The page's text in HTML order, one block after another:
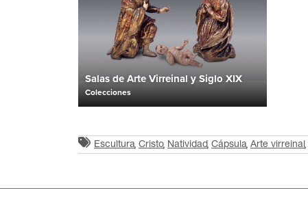
Salas de Arte Virreinal y Siglo XIX
Colecciones
Escultura Cristo Natividad Cápsula Arte virreinal